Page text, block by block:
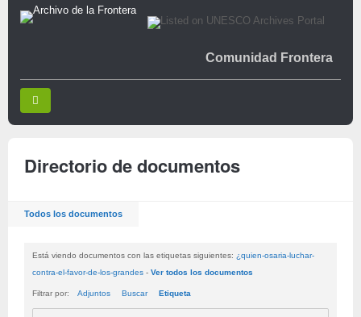
Comunidad Frontera
Directorio de documentos
Todos los documentos
Está viendo documentos con las etiquetas siguientes: ¿quien-osaria-luchar-
contra-el-favor-de-los-grandes - Ver todos los documentos
Filtrar por: Adjuntos Buscar Etiqueta